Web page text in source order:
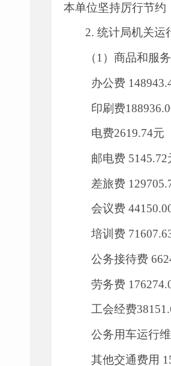
本单位坚持厉行节约
2.统计局机关运
（1 ）商品和服
办公费
印刷费
电费2619.74元
邮电费 5145.72
差旅费
会议费
培训费
公务接待费
劳务费
工会经费
公务用车运行
其他交通费用